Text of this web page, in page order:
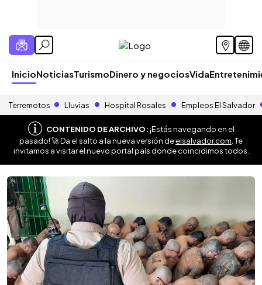
InicioNoticiasTurismoDinero y negociosVida
Terremotos Lluvias Hospital Rosales Empleos El Salvador
CONTENIDO DE ARCHIVO:¡Estás navegando en el
pasado! 🚀 Da el salto a la nueva versión deelsalvador.com . Te
invitamos a visitar el nuevo portal país donde coincidimos todos.